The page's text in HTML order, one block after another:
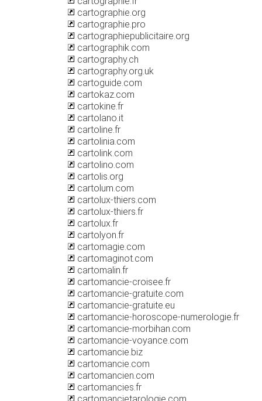
cartographie.org
cartographie.pro
cartographiepublicitaire.org
cartographik.com
cartography.ch
cartography.org.uk
cartoguide.com
cartokaz.com
cartokine.fr
cartolano.it
cartoline.fr
cartolinia.com
cartolink.com
cartolino.com
cartolis.org
cartolum.com
cartolux-thiers.com
cartolux-thiers.fr
cartolux.fr
cartolyon.fr
cartomagie.com
cartomaginot.com
cartomalin.fr
cartomancie-croisee.fr
cartomancie-gratuite.com
cartomancie-gratuite.eu
cartomancie-horoscope-numerologie.fr
cartomancie-morbihan.com
cartomancie-voyance.com
cartomancie.biz
cartomancie.com
cartomancien.com
cartomancies.fr